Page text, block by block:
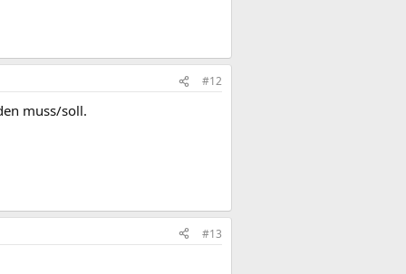
#12
muss/soll.
#13